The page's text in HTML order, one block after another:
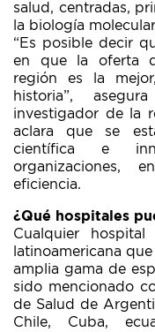
salud, centradas,
la biología
“Es posible decir
en que la oferta
región es la
historia”,
investigador de la
aclara que se
científica e
organizaciones,
eficiencia.
¿Qué hospitales
Cualquier
latinoamericana
amplia gama de
sido mencionado
de Salud de
Chile, Cuba,